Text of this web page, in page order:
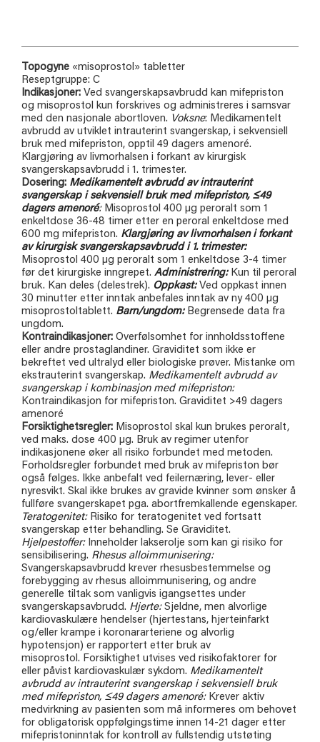
Topogyne «misoprostol» tabletter
Reseptgruppe: C
Indikasjoner: Ved svangerskapsavbrudd kan mifepriston
og misoprostol kun forskrives og administreres i samsvar
med den nasjonale abortloven. Voksne: Medikamentelt
avbrudd av utviklet intrauterint svangerskap, i sekvensiell
bruk med mifepriston, opptil 49 dagers amenoré.
Klargjøring av livmorhalsen i forkant av kirurgisk
svangerskapsavbrudd i 1. trimester.
Dosering: Medikamentelt avbrudd av intrauterint
svangerskap i sekvensiell bruk med mifepriston, ≤49
dagers amenoré: Misoprostol 400 µg peroralt som 1
enkeltdose 36-48 timer etter en peroral enkeltdose med
600 mg mifepriston. Klargjøring av livmorhalsen i forkant
av kirurgisk svangerskapsavbrudd i 1. trimester:
Misoprostol 400 µg peroralt som 1 enkeltdose 3-4 timer
før det kirurgiske inngrepet.Administrering: Kun til peroral
bruk. Kan deles (delestrek). Oppkast:Ved oppkast innen
30 minutter etter inntak anbefales inntak av ny 400 µg
misoprostoltablett. Barn/ungdom:Begrensede data fra
ungdom.
Kontraindikasjoner: Overfølsomhet for innholdsstoffene
eller andre prostaglandiner. Graviditet som ikke er
bekreftet ved ultralyd eller biologiske prøver. Mistanke om
ekstrauterint svangerskap. Medikamentelt avbrudd av
svangerskap i kombinasjon med mifepriston:
Kontraindikasjon for mifepriston. Graviditet >49 dagers
amenoré
Forsiktighetsregler: Misoprostol skal kun brukes peroralt,
ved maks. dose 400 µg. Bruk av regimer utenfor
indikasjonene øker all risiko forbundet med metoden.
Forholdsregler forbundet med bruk av mifepriston bør
også følges. Ikke anbefalt ved feilernæring, lever- eller
nyresvikt. Skal ikke brukes av gravide kvinner som ønsker å
fullføre svangerskapet pga. abortfremkallende egenskaper.
Teratogenitet:Risiko for teratogenitet ved fortsatt
svangerskap etter behandling. Se Graviditet.
Hjelpestoffer: Inneholder lakserolje som kan gi risiko for
sensibilisering. Rhesus alloimmunisering:
Svangerskapsavbrudd krever rhesusbestemmelse og
forebygging av rhesus alloimmunisering, og andre
generelle tiltak som vanligvis igangsettes under
svangerskapsavbrudd. Hjerte:Sjeldne, men alvorlige
kardiovaskulære hendelser (hjertestans, hjerteinfarkt
og/eller krampe i koronararteriene og alvorlig
hypotensjon) er rapportert etter bruk av
misoprostol. Forsiktighet utvises ved risikofaktorer for
eller påvist kardiovaskulær sykdom. Medikamentelt
avbrudd av intrauterint svangerskap i sekvensiell bruk
med mifepriston, ≤49 dagers amenoré: Krever aktiv
medvirkning av pasienten som må informeres om behovet
for obligatorisk oppfølgingstime innen 14-21 dager etter
mifepristoninntak for kontroll av fullstendig utstøting